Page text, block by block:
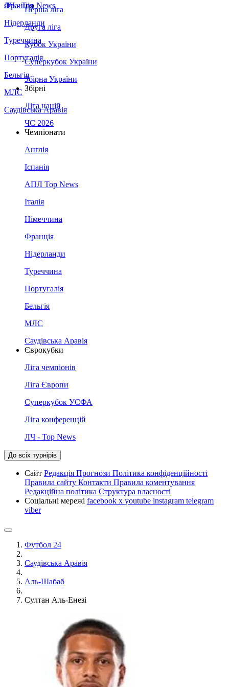
Франція
Нідерланди
Туреччина
Португалія
Бельгія
МЛС
Саудівська Аравія
ЛЧ - Top News
Перша ліга
Друга ліга
Кубок України
Суперкубок України
Збірна України
Збірні
Ліга націй
ЧС 2026
Чемпіонати
Англія
Іспанія
АПЛ Top News
Італія
Німеччина
Франція
Нідерланди
Туреччина
Португалія
Бельгія
МЛС
Саудівська Аравія
Єврокубки
Ліга чемпіонів
Ліга Європи
Суперкубок УЄФА
Ліга конференцій
ЛЧ - Top News
До всіх турнірів
Сайт Редакція Прогнози Політика конфіденційності
Правила сайту Контакти Правила коментування
Редакційна політика Структура власності
Соціальні мережі facebook x youtube instagram telegram
viber
Футбол 24
Саудівська Аравія
Аль-Шабаб
Султан Аль-Енезі